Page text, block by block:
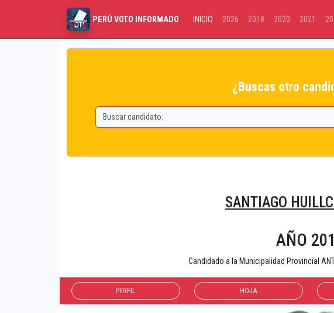
PERÚ VOTO INFORMADO INICIO 2026 2018 2020 2021
¿Buscas otro
SANTIAGO
AÑO
Candidado a la Municipalidad Provincial
PERFIL HOJA